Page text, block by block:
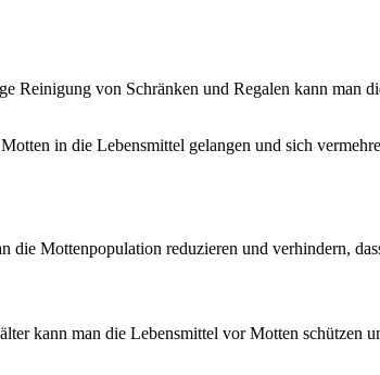
Reinigung von Schränken und Regalen kann man
in die Lebensmittel gelangen und sich
die Mottenpopulation reduzieren und verhindern,
kann man die Lebensmittel vor Motten schützen